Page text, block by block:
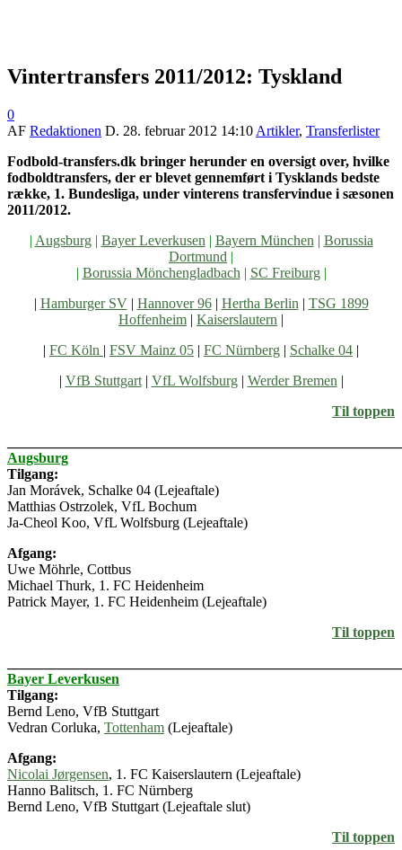
Vintertransfers 2011/2012: Tyskland
0
AF Redaktionen D. 28. februar 2012 14:10 Artikler, Transferlister
Fodbold-transfers.dk bringer herunder en oversigt over, hvilke
fodboldtransfers, der er blevet gennemført i Tysklands bedste
række, 1. Bundesliga, under vinterens transfervindue i sæsonen
2011/2012.
| Augsburg| Bayer Leverkusen | Bayern München | Borussia
Dortmund |
| Borussia Mönchengladbach | SC Freiburg|
| Hamburger SV| Hannover 96| Hertha Berlin | TSG 1899
Hoffenheim | Kaiserslautern |
| FC Köln | FSV Mainz 05 | FC Nürnberg | Schalke 04 |
| VfB Stuttgart| VfL Wolfsburg| Werder Bremen |
Til toppen
Augsburg
Tilgang:
Jan Morávek, Schalke 04 (Lejeaftale)
Matthias Ostrzolek, VfL Bochum
Ja-Cheol Koo, VfL Wolfsburg (Lejeaftale)
Afgang:
Uwe Möhrle, Cottbus
Michael Thurk, 1. FC Heidenheim
Patrick Mayer, 1. FC Heidenheim (Lejeaftale)
Til toppen
Bayer Leverkusen
Tilgang:
Bernd Leno, VfB Stuttgart
Vedran Corluka, Tottenham (Lejeaftale)
Afgang:
Nicolai Jørgensen, 1. FC Kaiserslautern (Lejeaftale)
Hanno Balitsch, 1. FC Nürnberg
Bernd Leno, VfB Stuttgart (Lejeaftale slut)
Til toppen